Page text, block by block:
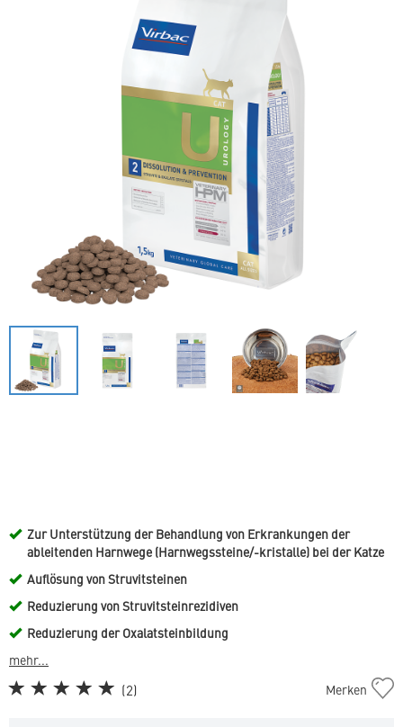
Zur Unterstützung der Behandlung von Erkrankungen der
ableitenden Harnwege (Harnwegssteine/-kristalle) bei der Katze
Auflösung von Struvitsteinen
Reduzierung von Struvitsteinrezidiven
Reduzierung der Oxalatsteinbildung
mehr...
(2)
Cat
Merken